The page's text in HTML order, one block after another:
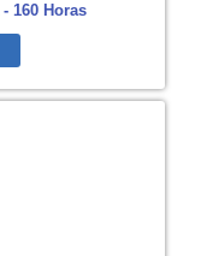
160 Horas